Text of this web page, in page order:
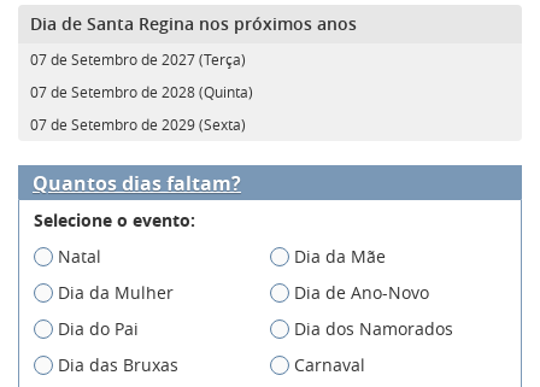
Dia de Santa Regina nos próximos anos
07 de Setembro de 2027 (Terça)
07 de Setembro de 2028 (Quinta)
07 de Setembro de 2029 (Sexta)
Quantos dias faltam?
Selecione o evento:
Natal
Dia da Mãe
Dia da Mulher
Dia de Ano-Novo
Dia do Pai
Dia dos Namorados
Dia das Bruxas
Carnaval